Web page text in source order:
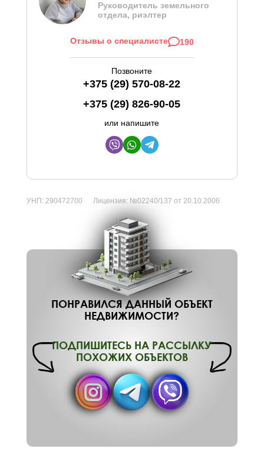
Руководитель земельного
отдела, риэлтер
Отзывы о специалисте 190
Позвоните
+375 (29) 570-08-22
+375 (29) 826-90-05
или напишите
УНП: 290472700 Лицензия: №02240/137 от 20.10.2006
ПОНРАВИЛСЯ ДАННЫЙ ОБЪЕКТ
НЕДВИЖИМОСТИ?
ПОДПИШИТЕСЬ НА РАССЫЛКУ
ПОХОЖИХ ОБЪЕКТОВ